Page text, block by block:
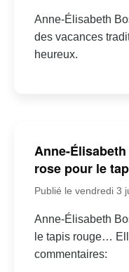
Anne-Élisabeth
des vacances
heureux.
Anne-
rose pour le
Publié le vendredi 3
Anne-Élisabeth
le tapis rouge…
commentaires: